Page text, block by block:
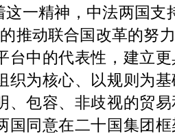
这一精神，中法两国支
推动联合国改革的努
台中的代表性，建立
织为核心、以规则为
、包容、非歧视的贸
国同意在二十国集团